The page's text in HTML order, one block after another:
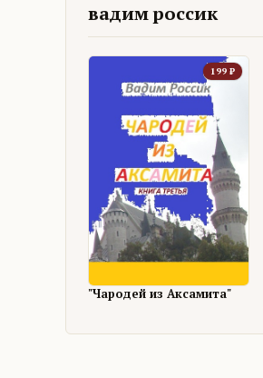
вадим россик
199 ₽
"Чародей из Аксамита"